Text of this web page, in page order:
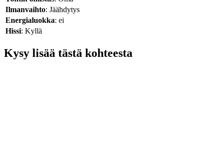
Ilmanvaihto: Jäähdytys
Energialuokka: ei
Hissi: Kyllä
Kysy lisää tästä kohteesta